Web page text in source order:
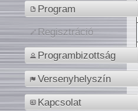
Program
Regisztráció
Programbizottság
Versenyhelyszín
Kapcsolat